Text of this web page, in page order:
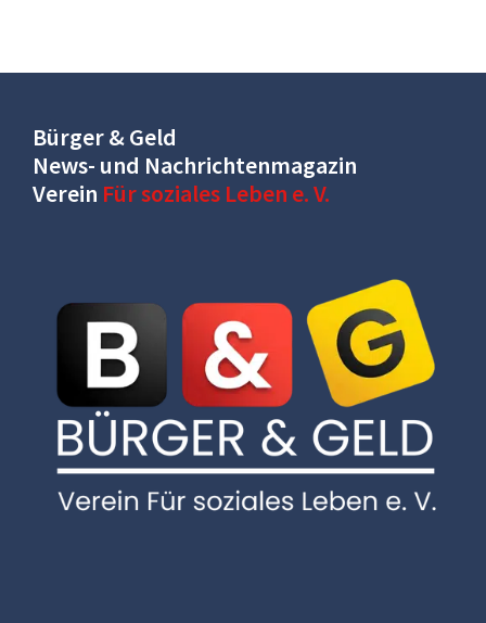
Bürger & Geld
News- und Nachrichtenmagazin
Verein Für soziales Leben e. V.